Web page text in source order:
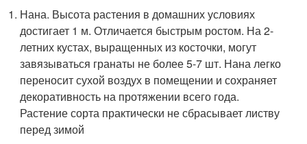
Нана. Высота растения в домашних условиях
достигает 1 м. Отличается быстрым ростом. На 2-
летних кустах, выращенных из косточки, могут
завязываться гранаты не более 5-7 шт. Нана легко
переносит сухой воздух в помещении и сохраняет
декоративность на протяжении всего года.
Растение сорта практически не сбрасывает листву
перед зимой